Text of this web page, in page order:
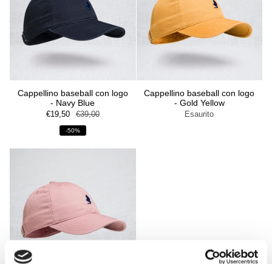
Cappellino baseball con logo
- Navy Blue
€19,50 €39,00
-50%
Cappellino baseball con logo
- Gold Yellow
Esaurito